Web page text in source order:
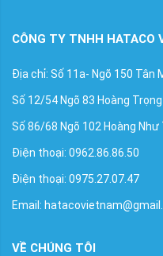
CÔNG TY TNHH HATACO
Địa chỉ: Số 11a- Ngõ 150 Tân
Số 12/54 Ngõ 83 Hoàng
Số 86/68 Ngõ 102 Hoàng Như
Điện thoại: 0962.86.86.50
Điện thoại: 0975.27.07.47
Email:
VỀ CHÚNG TÔI